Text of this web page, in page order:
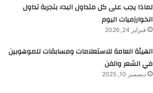
لماذا يجب على كل متداول البدء بتجربة تداول
الخوارزميات اليوم
فبراير 24, 2026
الهيئة العامة للاستعلامات ومسابقات للموهوبين
في الشعر والفن
ديسمبر 10, 2025